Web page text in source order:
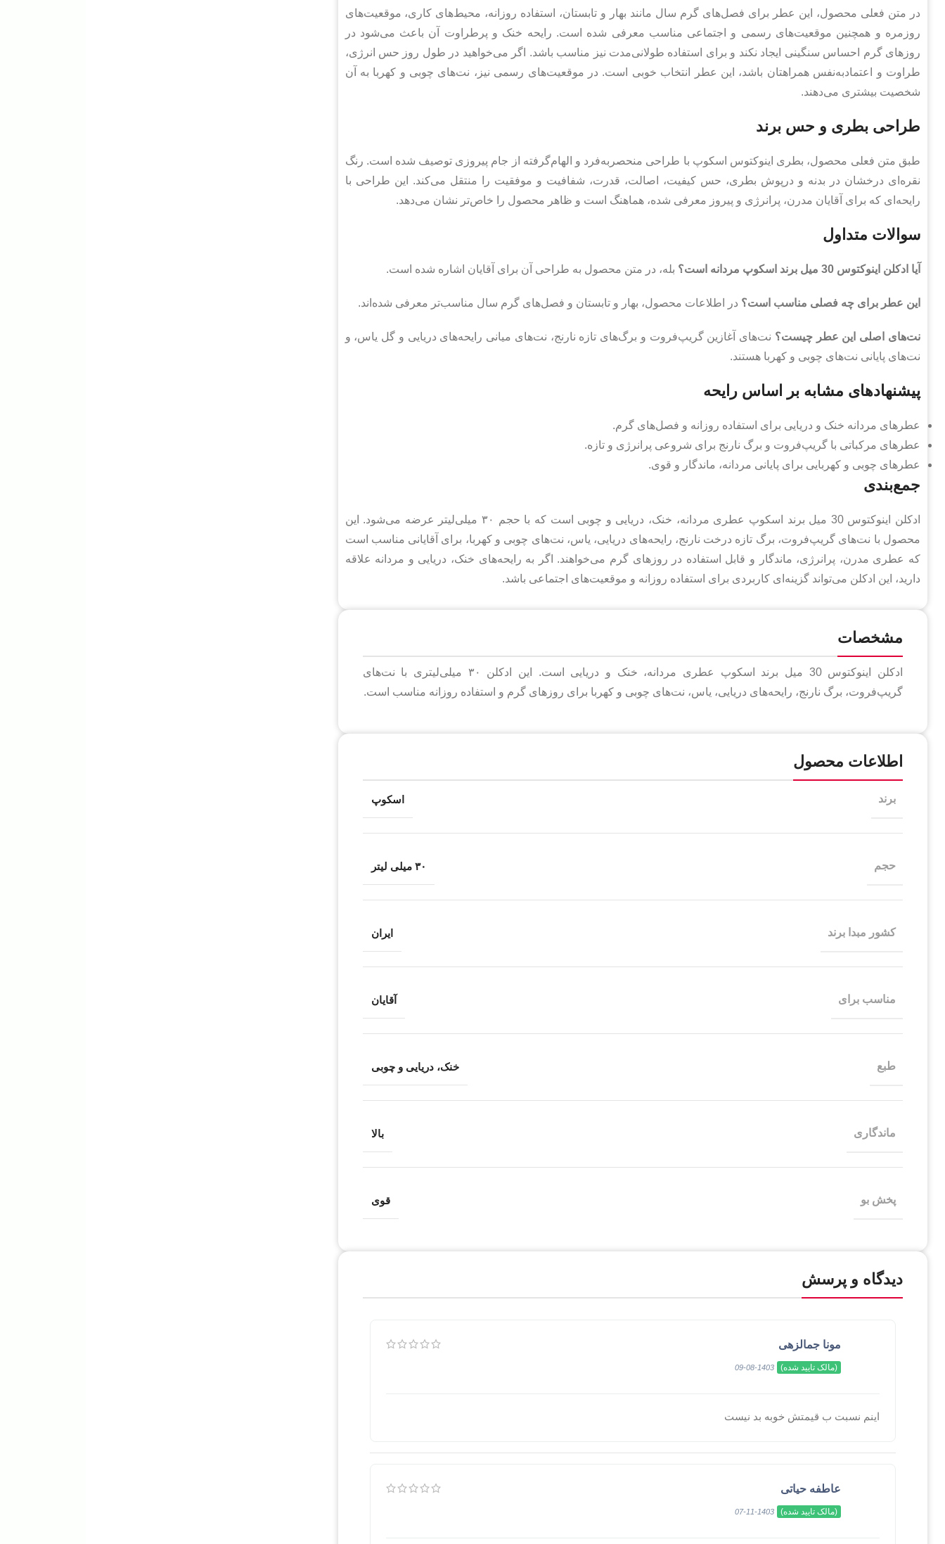
در متن فعلی محصول، این عطر برای فصل‌های گرم سال مانند بهار و تابستان، استفاده روزانه، محیط‌های کاری، موقعیت‌های
روزمره و همچنین موقعیت‌های رسمی و اجتماعی مناسب معرفی شده است. رایحه خنک و پرطراوت آن باعث می‌شود در
روزهای گرم احساس سنگینی ایجاد نکند و برای استفاده طولانی‌مدت نیز مناسب باشد. اگر می‌خواهید در طول روز حس انرژی،
طراوت و اعتمادبه‌نفس همراهتان باشد، این عطر انتخاب خوبی است. در موقعیت‌های رسمی نیز، نت‌های چوبی و کهربا به آن
شخصیت بیشتری می‌دهند.
طراحی بطری و حس برند
طبق متن فعلی محصول، بطری اینوکتوس اسکوپ با طراحی منحصربه‌فرد و الهام‌گرفته از جام پیروزی توصیف شده است. رنگ
نقره‌ای درخشان در بدنه و درپوش بطری، حس کیفیت، اصالت، قدرت، شفافیت و موفقیت را منتقل می‌کند. این طراحی با
رایحه‌ای که برای آقایان مدرن، پرانرژی و پیروز معرفی شده، هماهنگ است و ظاهر محصول را خاص‌تر نشان می‌دهد.
سوالات متداول
آیا ادکلن اینوکتوس 30 میل برند اسکوپ مردانه است؟ بله، در متن محصول به طراحی آن برای آقایان اشاره شده است.
این عطر برای چه فصلی مناسب است؟ در اطلاعات محصول، بهار و تابستان و فصل‌های گرم سال مناسب‌تر معرفی شده‌اند.
نت‌های اصلی این عطر چیست؟ نت‌های آغازین گریپ‌فروت و برگ‌های تازه نارنج، نت‌های میانی رایحه‌های دریایی و گل یاس، و
نت‌های پایانی نت‌های چوبی و کهربا هستند.
پیشنهادهای مشابه بر اساس رایحه
عطرهای مردانه خنک و دریایی برای استفاده روزانه و فصل‌های گرم.
عطرهای مرکباتی با گریپ‌فروت و برگ نارنج برای شروعی پرانرژی و تازه.
عطرهای چوبی و کهربایی برای پایانی مردانه، ماندگار و قوی.
جمع‌بندی
ادکلن اینوکتوس 30 میل برند اسکوپ عطری مردانه، خنک، دریایی و چوبی است که با حجم ۳۰ میلی‌لیتر عرضه می‌شود. این
محصول با نت‌های گریپ‌فروت، برگ تازه درخت نارنج، رایحه‌های دریایی، یاس، نت‌های چوبی و کهربا، برای آقایانی مناسب است
که عطری مدرن، پرانرژی، ماندگار و قابل استفاده در روزهای گرم می‌خواهند. اگر به رایحه‌های خنک، دریایی و مردانه علاقه
دارید، این ادکلن می‌تواند گزینه‌ای کاربردی برای استفاده روزانه و موقعیت‌های اجتماعی باشد.
مشخصات
ادکلن اینوکتوس 30 میل برند اسکوپ عطری مردانه، خنک و دریایی است. این ادکلن ۳۰ میلی‌لیتری با نت‌های
گریپ‌فروت، برگ نارنج، رایحه‌های دریایی، یاس، نت‌های چوبی و کهربا برای روزهای گرم و استفاده روزانه مناسب است.
اطلاعات محصول
برند اسکوپ
حجم ۳۰ میلی لیتر
کشور مبدا برند ایران
مناسب برای آقایان
طبع خنک، دریایی و چوبی
ماندگاری بالا
پخش بو قوی
دیدگاه و پرسش
مونا جمالزهی
(مالک تایید شده) 1403-08-09
اینم نسبت ب قیمتش خوبه بد نیست
عاطفه حیاتی
(مالک تایید شده) 1403-11-07